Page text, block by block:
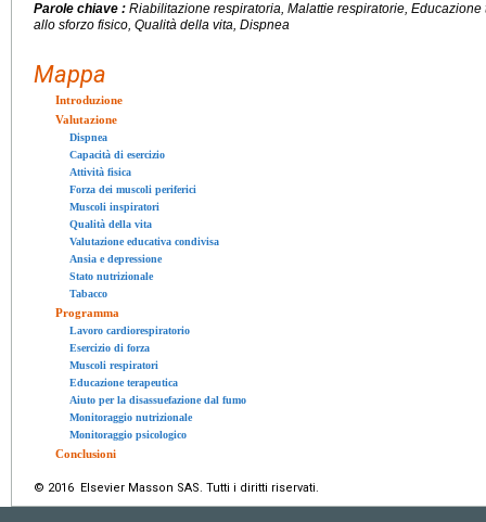
Parole chiave : Riabilitazione respiratoria, Malattie respiratorie,
allo sforzo fisico, Qualità della vita, Dispnea
Mappa
Introduzione
Valutazione
Dispnea
Capacità di esercizio
Attività fisica
Forza dei muscoli periferici
Muscoli inspiratori
Qualità della vita
Valutazione educativa condivisa
Ansia e depressione
Stato nutrizionale
Tabacco
Programma
Lavoro cardiorespiratorio
Esercizio di forza
Muscoli respiratori
Educazione terapeutica
Aiuto per la disassuefazione dal fumo
Monitoraggio nutrizionale
Monitoraggio psicologico
Conclusioni
© 2016 Elsevier Masson SAS. Tutti i diritti riservati.